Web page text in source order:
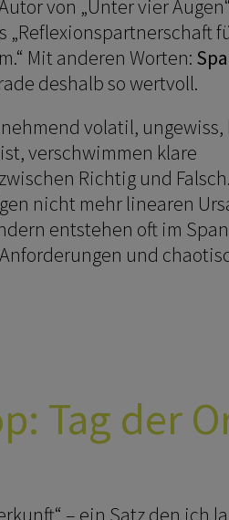
von „Unter vier
„Reflexionspartnerschaft
Mit anderen Worten:
deshalb so wertvoll.
volatil,
verschwimmen klare
Richtig und Falsch.
nicht mehr linearen
entstehen oft im
und
Tag der
– ein Satz den ich